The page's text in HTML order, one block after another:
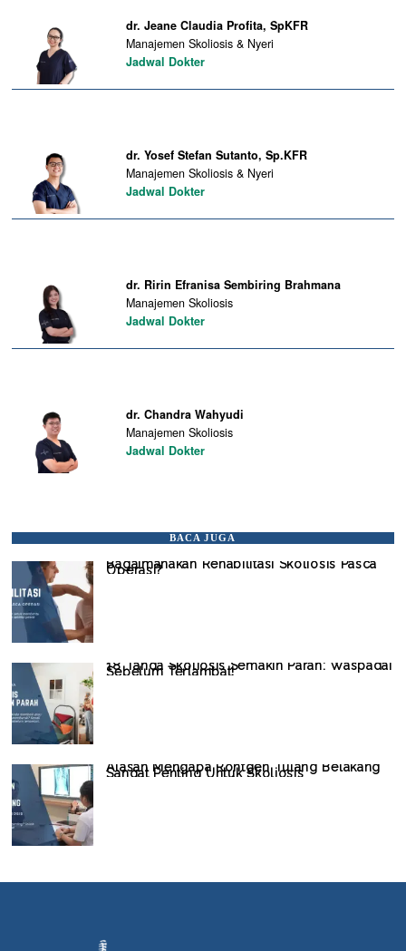
dr. Jeane Claudia Profita, SpKFR
Manajemen Skoliosis & Nyeri
Jadwal Dokter
dr. Yosef Stefan Sutanto, Sp.KFR
Manajemen Skoliosis & Nyeri
Jadwal Dokter
dr. Ririn Efranisa Sembiring Brahmana
Manajemen Skoliosis
Jadwal Dokter
dr. Chandra Wahyudi
Manajemen Skoliosis
Jadwal Dokter
BACA JUGA
Bagaimanakah Rehabilitasi Skoliosis Pasca
Operasi?
18 Tanda Skoliosis Semakin Parah: Waspadai
Sebelum Terlambat!
Alasan Mengapa Rontgen Tulang Belakang
Sangat Penting Untuk Skoliosis